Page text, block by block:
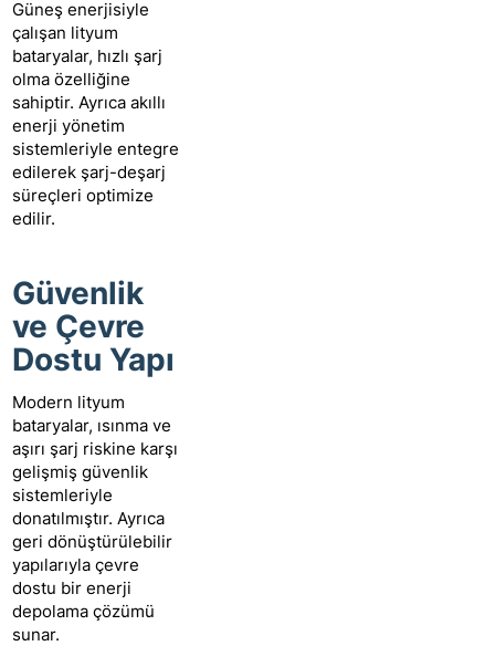
Güneş enerjisiyle
çalışan lityum
bataryalar, hızlı şarj
olma özelliğine
sahiptir. Ayrıca akıllı
enerji yönetim
sistemleriyle entegre
edilerek şarj-deşarj
süreçleri optimize
edilir.
Güvenlik
ve Çevre
Dostu Yapı
Modern lityum
bataryalar, ısınma ve
aşırı şarj riskine karşı
gelişmiş güvenlik
sistemleriyle
donatılmıştır. Ayrıca
geri dönüştürülebilir
yapılarıyla çevre
dostu bir enerji
depolama çözümü
sunar.